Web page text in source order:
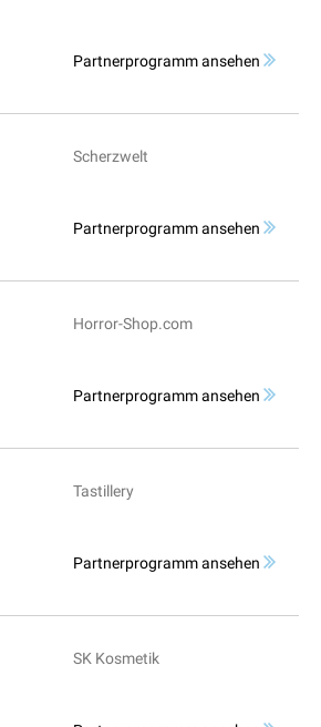
Partnerprogramm ansehen
Scherzwelt
Partnerprogramm ansehen
Horror-Shop.com
Partnerprogramm ansehen
Tastillery
Partnerprogramm ansehen
SK Kosmetik